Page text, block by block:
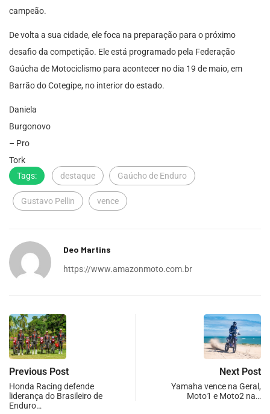
campeão.
De volta a sua cidade, ele foca na preparação para o próximo
desafio da competição. Ele está programado pela Federação
Gaúcha de Motociclismo para acontecer no dia 19 de maio, em
Barrão do Cotegipe, no interior do estado.
Daniela
Burgonovo
– Pro
Tork
Tags:
destaque Gaúcho de Enduro
Gustavo Pellin vence
Deo Martins
https://www.amazonmoto.com.br
Previous Post
Honda Racing defende
liderança do Brasileiro de
Enduro…
Next Post
Yamaha vence na Geral,
Moto1 e Moto2 na…